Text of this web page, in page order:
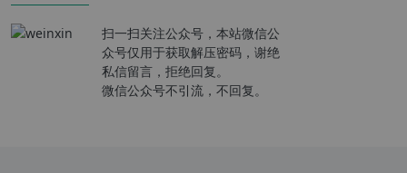
扫一扫关注公众号，本站微信公
众号仅用于获取解压密码，谢绝
私信留言，拒绝回复。
微信公众号不引流，不回复。